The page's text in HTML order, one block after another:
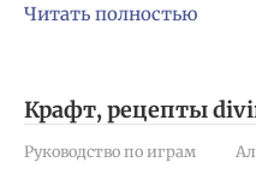
Читать полностью
Крафт, рецепты
Руководство по играм